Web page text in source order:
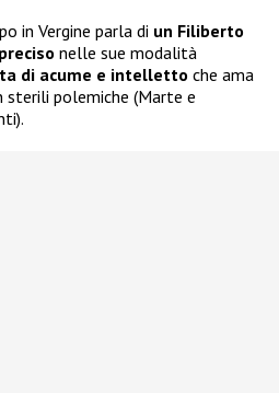
in Vergine parla di un Filiberto
nelle sue modalità
di acume e intelletto che ama
sterili polemiche (Marte e